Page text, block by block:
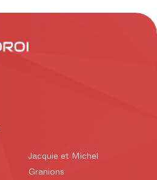
Jacquie et Michel
Granions